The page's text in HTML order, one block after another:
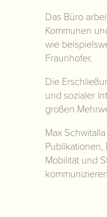
Das Büro
Kommunen
wie
Fraunhofer.
Die
und sozialer
großen
Max
Publikationen,
Mobilität und